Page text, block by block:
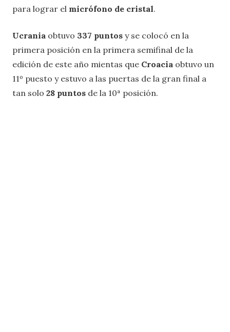
para lograr el micrófono de cristal.
Ucrania obtuvo 337 puntos y se colocó en la
primera posición en la primera semifinal de la
edición de este año mientas que Croacia obtuvo un
11º puesto y estuvo a las puertas de la gran final a
tan solo 28 puntos de la 10ª posición.